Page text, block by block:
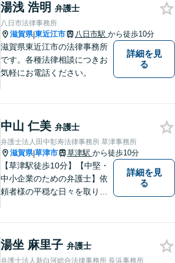
抱えるお気持ちやご希望をぜ
ひお聞かせください！
湯浅 浩明 弁護士
八日市法律事務所
滋賀県|東近江市 八日市駅 から徒歩10分
滋賀県東近江市の法律事務所
です。各種法律相談につきお
気軽にお電話ください。
詳細を見
る
中山 仁美 弁護士
弁護士法人田中彰寿法律事務所 草津事務所
滋賀県|草津市 草津駅 から徒歩10分
【草津駅徒歩10分】【中堅・
中小企業のための弁護士】依
頼者様の平穏な日々を取り戻
て、スピード感のあるシーム
レスな対応を実現します。
詳細を見
る
湯坐 麻里子 弁護士
弁護士法人新白河総合法律事務所 長浜事務所